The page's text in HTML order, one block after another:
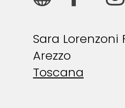
Sara Lorenzoni
Arezzo
Toscana